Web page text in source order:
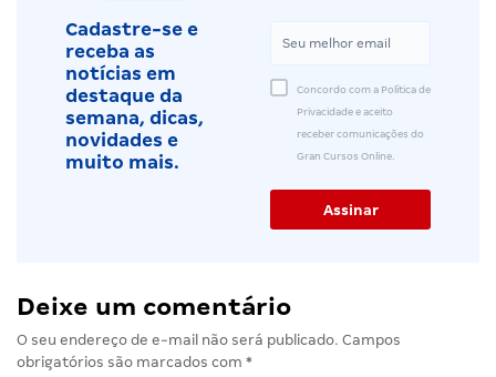
Cadastre-se e
receba as
notícias em
destaque da
semana, dicas,
novidades e
muito mais.
Concordo com a Política de
Privacidade e aceito
receber comunicações do
Gran Cursos Online.
Deixe um comentário
O seu endereço de e-mail não será publicado. Campos
obrigatórios são marcados com *